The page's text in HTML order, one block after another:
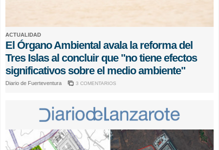
ACTUALIDAD
El Órgano Ambiental avala la reforma del
Tres Islas al concluir que "no tiene efectos
significativos sobre el medio ambiente"
Diario de Fuerteventura 3 COMENTARIOS